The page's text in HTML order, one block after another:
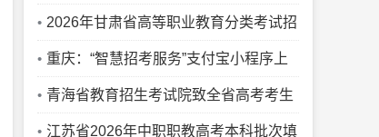
及家长的一封信
2026年甘肃省高等职业教育分类考试招
生中职升学考试成绩查询有关事宜的公告
重庆：“智慧招考服务”支付宝小程序上
线青海省教育招生考试院致全省高考考生
的一封信
江苏省2026年中职职教高考本科批次填